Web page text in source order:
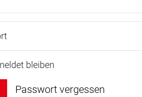
bleiben
Passwort vergessen